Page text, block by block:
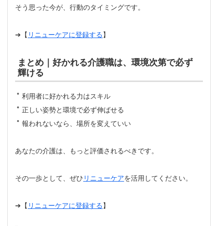
そう思った今が、行動のタイミングです。
➔【 リニューケアに登録する】
まとめ｜好かれる介護職は、環境次第で必ず
輝ける
利用者に好かれる力はスキル
正しい姿勢と環境で必ず伸ばせる
報われないなら、場所を変えていい
あなたの介護は、もっと評価されるべきです。
その一歩として、ぜひ リニューケアを活用してください。
➔【 リニューケアに登録する】